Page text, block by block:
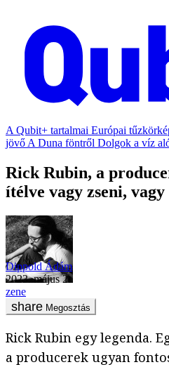
A Qubit+ tartalmai Európai
jövő A Duna föntről Dolgok a víz
Rick Rubin, a
ítélve vagy zseni,
Dippold Ádám
2023. május 2.
zene
Megosztás
Rick Rubin egy legenda.
a producerek ugyan